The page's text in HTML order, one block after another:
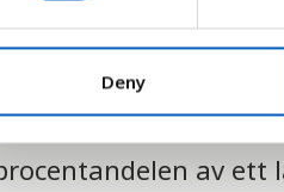
Deny
av ett